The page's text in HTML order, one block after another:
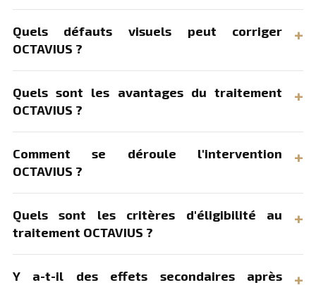
Quels défauts visuels peut corriger
OCTAVIUS ?
Quels sont les avantages du traitement
OCTAVIUS ?
Comment se déroule l'intervention
OCTAVIUS ?
Quels sont les critères d'éligibilité au
traitement OCTAVIUS ?
Y a-t-il des effets secondaires après